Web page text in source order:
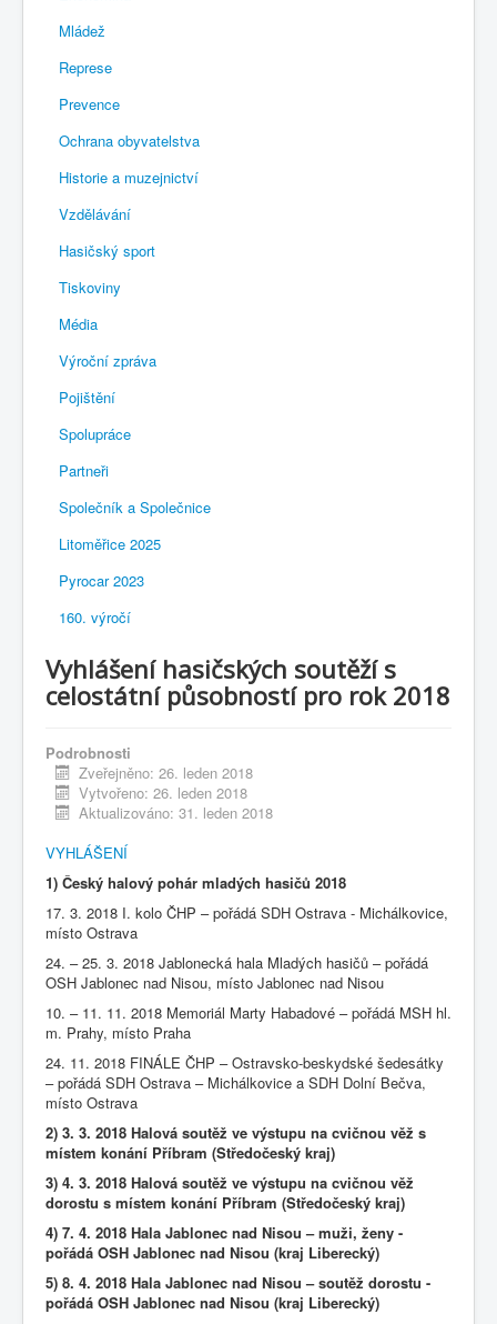
Mládež
Represe
Prevence
Ochrana obyvatelstva
Historie a muzejnictví
Vzdělávání
Hasičský sport
Tiskoviny
Média
Výroční zpráva
Pojištění
Spolupráce
Partneři
Společník a Společnice
Litoměřice 2025
Pyrocar 2023
160. výročí
Vyhlášení hasičských soutěží s
celostátní působností pro rok 2018
Podrobnosti
Zveřejněno: 26. leden 2018
Vytvořeno: 26. leden 2018
Aktualizováno: 31. leden 2018
VYHLÁŠENÍ
1) Český halový pohár mladých hasičů 2018
17. 3. 2018 I. kolo ČHP – pořádá SDH Ostrava - Michálkovice,
místo Ostrava
24. – 25. 3. 2018 Jablonecká hala Mladých hasičů – pořádá
OSH Jablonec nad Nisou, místo Jablonec nad Nisou
10. – 11. 11. 2018 Memoriál Marty Habadové – pořádá MSH hl.
m. Prahy, místo Praha
24. 11. 2018 FINÁLE ČHP – Ostravsko-beskydské šedesátky
– pořádá SDH Ostrava – Michálkovice a SDH Dolní Bečva,
místo Ostrava
2) 3. 3. 2018 Halová soutěž ve výstupu na cvičnou věž s
místem konání Příbram (Středočeský kraj)
3) 4. 3. 2018 Halová soutěž ve výstupu na cvičnou věž
dorostu s místem konání Příbram (Středočeský kraj)
4) 7. 4. 2018 Hala Jablonec nad Nisou – muži, ženy -
pořádá OSH Jablonec nad Nisou (kraj Liberecký)
5) 8. 4. 2018 Hala Jablonec nad Nisou – soutěž dorostu -
pořádá OSH Jablonec nad Nisou (kraj Liberecký)